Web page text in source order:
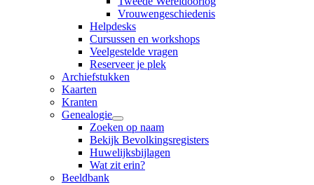
Vrouwengeschiedenis
Helpdesks
Cursussen en workshops
Veelgestelde vragen
Reserveer je plek
Archiefstukken
Kaarten
Kranten
Genealogie
Zoeken op naam
Bekijk Bevolkingsregisters
Huwelijksbijlagen
Wat zit erin?
Beeldbank